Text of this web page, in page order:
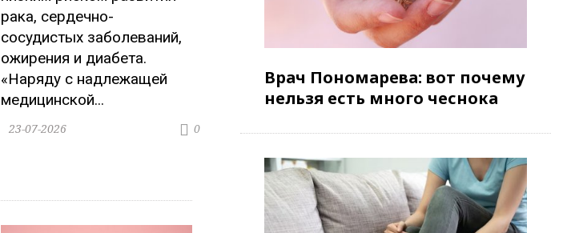
рака, сердечно-
сосудистых заболеваний,
ожирения и диабета.
«Наряду с надлежащей
медицинской...
0
23-07-2026
Врач Пономарева: вот почему
нельзя есть много чеснока